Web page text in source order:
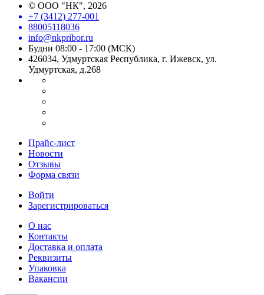
© ООО "НК", 2026
+7 (3412) 277-001
88005118036
info@nkpribor.ru
Будни 08:00 - 17:00 (МСК)
426034, Удмуртская Республика, г. Ижевск, ул.
Удмуртская, д.268
Прайс-лист
Новости
Отзывы
Форма связи
Войти
Зарегистрироваться
О нас
Контакты
Доставка и оплата
Реквизиты
Упаковка
Вакансии